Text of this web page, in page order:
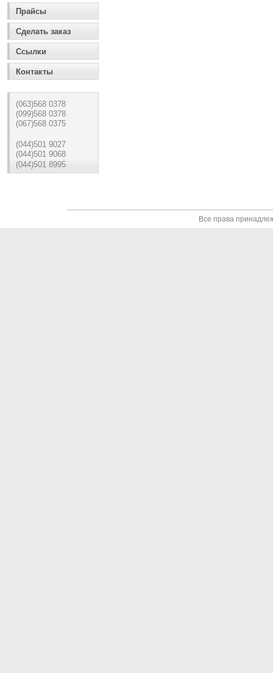
Прайсы
Сделать заказ
Ссылки
Контакты
(063)568 0378
(099)568 0378
(067)568 0375
(044)501 9027
(044)501 9068
(044)501 8995
Все права